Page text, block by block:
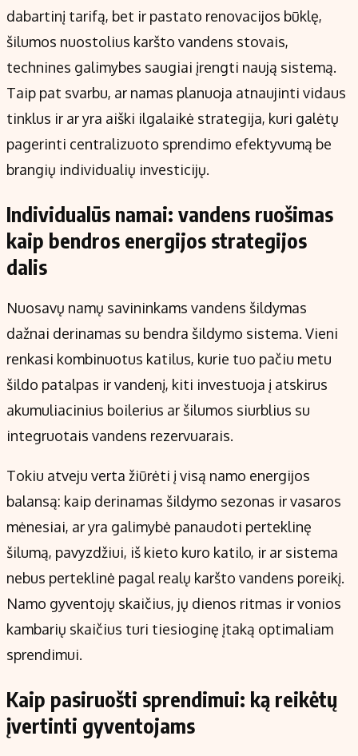
dabartinį tarifą, bet ir pastato renovacijos būklę,
šilumos nuostolius karšto vandens stovais,
technines galimybes saugiai įrengti naują sistemą.
Taip pat svarbu, ar namas planuoja atnaujinti vidaus
tinklus ir ar yra aiški ilgalaikė strategija, kuri galėtų
pagerinti centralizuoto sprendimo efektyvumą be
brangių individualių investicijų.
Individualūs namai: vandens ruošimas
kaip bendros energijos strategijos
dalis
Nuosavų namų savininkams vandens šildymas
dažnai derinamas su bendra šildymo sistema. Vieni
renkasi kombinuotus katilus, kurie tuo pačiu metu
šildo patalpas ir vandenį, kiti investuoja į atskirus
akumuliacinius boilerius ar šilumos siurblius su
integruotais vandens rezervuarais.
Tokiu atveju verta žiūrėti į visą namo energijos
balansą: kaip derinamas šildymo sezonas ir vasaros
mėnesiai, ar yra galimybė panaudoti perteklinę
šilumą, pavyzdžiui, iš kieto kuro katilo, ir ar sistema
nebus perteklinė pagal realų karšto vandens poreikį.
Namo gyventojų skaičius, jų dienos ritmas ir vonios
kambarių skaičius turi tiesioginę įtaką optimaliam
sprendimui.
Kaip pasiruošti sprendimui: ką reikėtų
įvertinti gyventojams